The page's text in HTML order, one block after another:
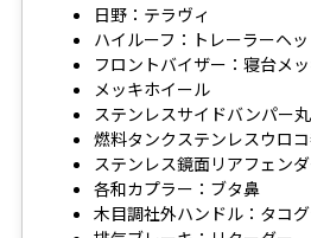
日野：テラヴィ
ハイルーフ：トレーラーヘ
フロントバイザー：寝台メ
メッキホイール
ステンレスサイドバンパー
燃料タンクステンレスウロ
ステンレス鏡面リアフェン
各和カプラー：ブタ鼻
木目調社外ハンドル：タコ